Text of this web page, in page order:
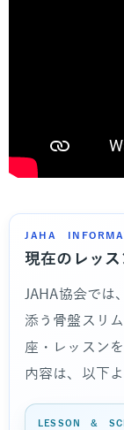
JAHA
現在のレッ
JAHA協会では
添う骨盤スリ
座・レッスン
内容は、以下
LESSON &